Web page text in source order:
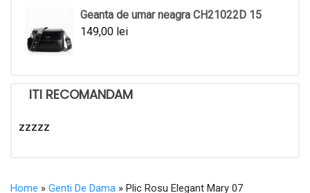
Geanta de umar neagra CH21022D 15
149,00 lei
ITI RECOMANDAM
zzzzz
Home » Genti De Dama » Plic Rosu Elegant Mary 07